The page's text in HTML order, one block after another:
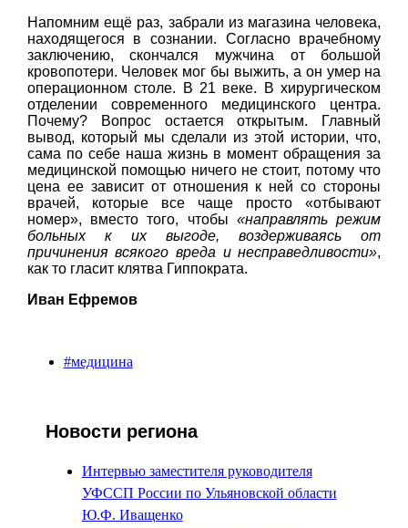
Напомним ещё раз, забрали из магазина человека,
находящегося в сознании. Согласно врачебному
заключению, скончался мужчина от большой
кровопотери. Человек мог бы выжить, а он умер на
операционном столе. В 21 веке. В хирургическом
отделении современного медицинского центра.
Почему? Вопрос остается открытым. Главный
вывод, который мы сделали из этой истории, что,
сама по себе наша жизнь в момент обращения за
медицинской помощью ничего не стоит, потому что
цена ее зависит от отношения к ней со стороны
врачей, которые все чаще просто «отбывают
номер», вместо того, чтобы«направлять режим
больных к их выгоде, воздерживаясь от
причинения всякого вреда и несправедливости»,
как то гласит клятва Гиппократа.
Иван Ефремов
#медицина
Новости региона
Интервью заместителя руководителя
УФССП России по Ульяновской области
Ю.Ф. Иващенко